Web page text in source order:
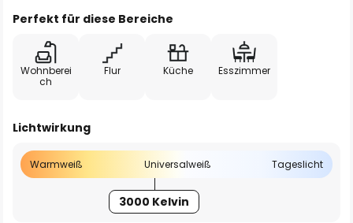
Perfekt für diese Bereiche
Wohnberei
ch
Flur Küche Esszimmer
Lichtwirkung
Warmweiß Universalweiß Tageslicht
3000 Kelvin